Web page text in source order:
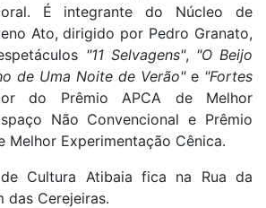
É integrante do Núcleo de
Ato, dirigido por Pedro Granato,
"11 Selvagens", "O Beijo
de Uma Noite de Verão"e "Fortes
do Prêmio APCA de Melhor
Não Convencional e Prêmio
Melhor Experimentação Cênica.
Cultura Atibaia fica na Rua da
das Cerejeiras.